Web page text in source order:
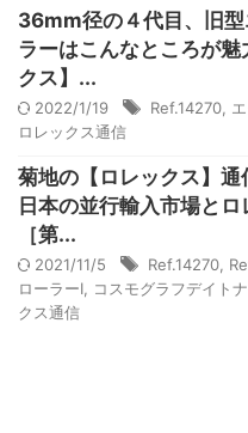
36mm径の４代目、旧
ラーはこんなところが魅
クス】...
2022/1/19 Ref.14270
ロレックス通信
菊地の【ロレックス】通
日本の並行輸入市場とロ
［第...
2021/11/5 Ref.14270
ローラーI
コスモグラフデイトナ
クス通信